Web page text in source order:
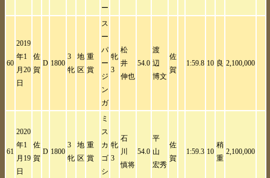
ー
60
2019
年1
月20
日
佐
賀
D 1800
3
牝
地
区
重
賞
ス
ー
パ
ー
ジ
ン
ガ
牝
3
松
井
伸也
54.0
渡
辺
博文
佐
賀
1:59.8 10 良 2,100,000
61
2020
年1
月19
日
佐
賀
D 1800
3
牝
地
区
重
賞
ミ
ス
カ
ゴ
シ
牝
3
石
川
慎将
54.0
平
山
宏秀
佐
賀
1:59.3 10
稍
重
2,100,000